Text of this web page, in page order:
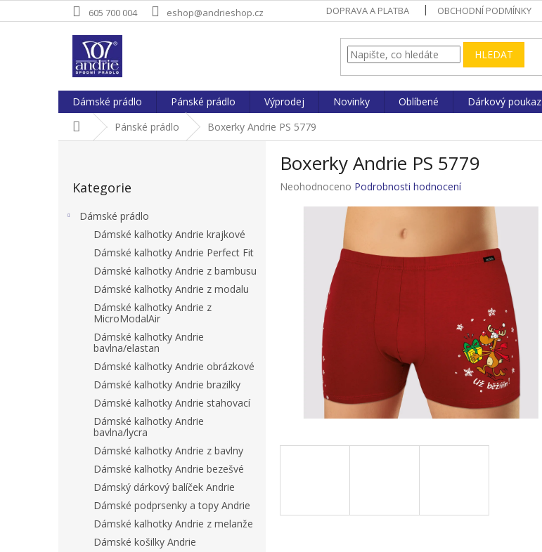
na
605 700 004 eshop@andrieshop.cz DOPRAVA A PLATBA OBCHODNÍ PODMÍNKY
HLEDAT
Dámské prádlo Pánské prádlo Výprodej Novinky Oblíbené Dárkový poukaz
Domů Pánské prádlo Boxerky Andrie PS 5779
kategorie
Kategorie
Dámské prádlo
Dámské kalhotky Andrie krajkové
Dámské kalhotky Andrie Perfect Fit
Dámské kalhotky Andrie z bambusu
Dámské kalhotky Andrie z modalu
Dámské kalhotky Andrie z
MicroModalAir
Dámské kalhotky Andrie
bavlna/elastan
Dámské kalhotky Andrie obrázkové
Dámské kalhotky Andrie brazilky
Dámské kalhotky Andrie stahovací
Dámské kalhotky Andrie
bavlna/lycra
Dámské kalhotky Andrie z bavlny
Dámské kalhotky Andrie bezešvé
Dámský dárkový balíček Andrie
Dámské podprsenky a topy Andrie
Dámské kalhotky Andrie z melanže
Dámské košilky Andrie
Boxerky Andrie PS 5779
Průměrné
Neohodnoceno Podrobnosti hodnocení